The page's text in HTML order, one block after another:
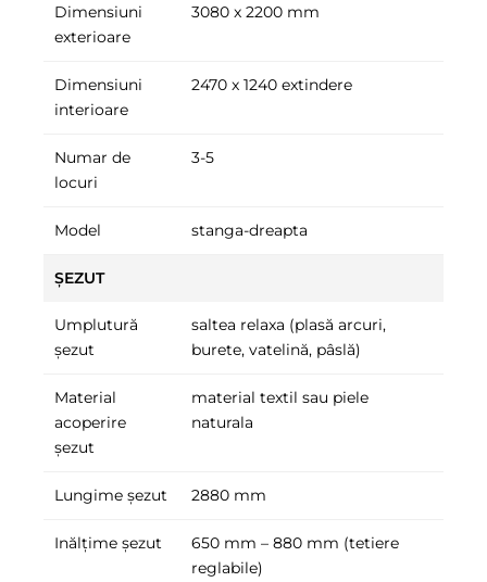
Dimensiuni
exterioare
3080 x 2200 mm
Dimensiuni
interioare
2470 x 1240 extindere
Numar de
locuri
3-5
Model stanga-dreapta
ȘEZUT
Umplutură
șezut
saltea relaxa (plasă arcuri,
burete, vatelină, pâslă)
Material
acoperire
șezut
material textil sau piele
naturala
Lungime șezut 2880 mm
Inălțime șezut
650 mm – 880 mm (tetiere
reglabile)